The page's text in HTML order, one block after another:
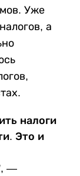
Уже
а
налоги
Это и
—